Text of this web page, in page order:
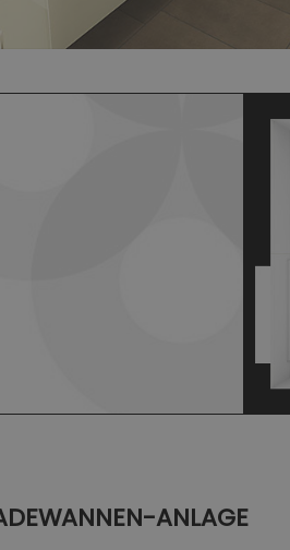
ANLAGE